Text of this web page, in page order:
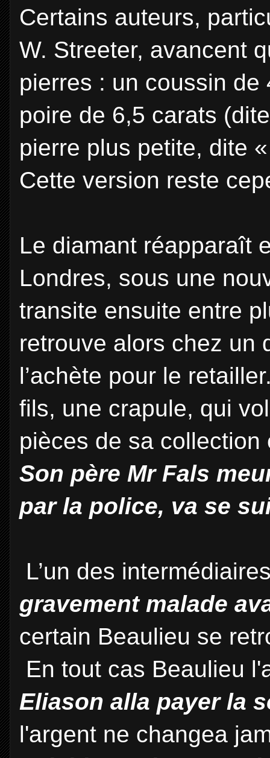
Certains auteurs,
W. Streeter, avancent
pierres : un coussin
poire de 6,5 carats
pierre plus petite, dite
Cette version reste
Le diamant réapparaît
Londres, sous une
transite ensuite entre
retrouve alors chez un
l’achète pour le
fils, une crapule, qui
pièces de sa collection
Son père Mr Fals
par la police, va se
L’un des
gravement malade
certain Beaulieu se
En tout cas Beaulieu
Eliason alla payer la
l'argent ne changea